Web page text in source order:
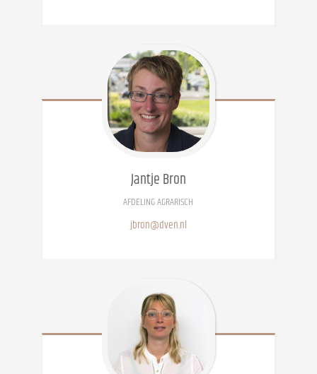
JantjeBron
AFDELING AGRARISCH
jbron@dven.nl